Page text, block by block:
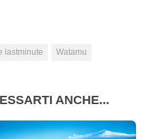
lastminute Watamu
ANCHE...